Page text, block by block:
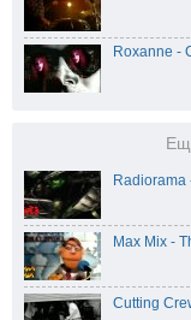
Roxanne -
Radiorama
Max Mix -
Cutting